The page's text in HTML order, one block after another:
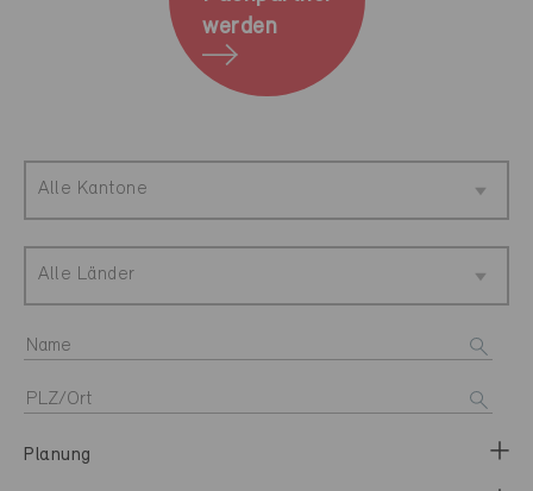
werden
Alle Kantone
Alle Länder
Planung